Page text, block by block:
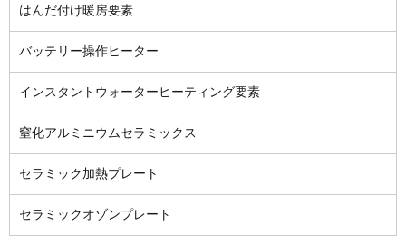
はんだ付け暖房要素
バッテリー操作ヒーター
インスタントウォーターヒーティング要素
窒化アルミニウムセラミックス
セラミック加熱プレート
セラミックオゾンプレート